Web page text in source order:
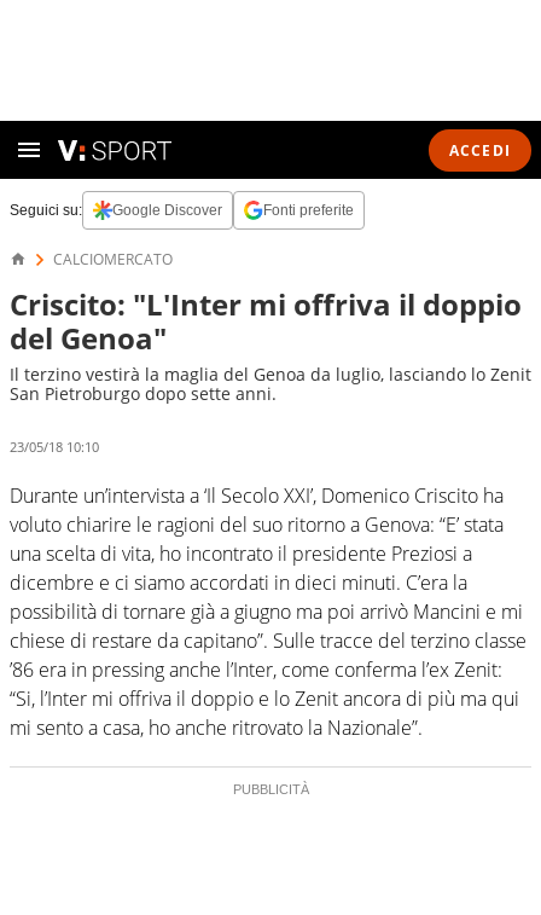
ACCEDI
Seguici su: Google Discover Fonti preferite
CALCIOMERCATO
Criscito: "L'Inter mi offriva il doppio
del Genoa"
Il terzino vestirà la maglia del Genoa da luglio, lasciando lo Zenit
San Pietroburgo dopo sette anni.
23/05/18 10:10
Durante un’intervista a ‘Il Secolo XXI’, Domenico Criscito ha
voluto chiarire le ragioni del suo ritorno a Genova: “E’ stata
una scelta di vita, ho incontrato il presidente Preziosi a
dicembre e ci siamo accordati in dieci minuti. C’era la
possibilità di tornare già a giugno ma poi arrivò Mancini e mi
chiese di restare da capitano”. Sulle tracce del terzino classe
’86 era in pressing anche l’Inter, come conferma l’ex Zenit:
“Si, l’Inter mi offriva il doppio e lo Zenit ancora di più ma qui
mi sento a casa, ho anche ritrovato la Nazionale”.